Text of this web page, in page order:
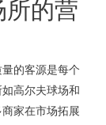
所的营
的客源是每个
高尔夫球场和
家在市场拓展